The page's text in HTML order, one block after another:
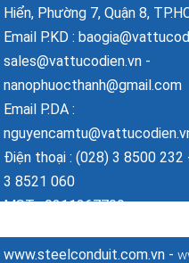
Hiển, Phường 7, Quận 8,
Email P.KD :
sales@vattucodien.vn -
nanophuocthanh@gmail.com
Email P.DA :
Điện thoại : (028) 3 8500 232
3 8521 060
MST : 0311367709
www.steelconduit.com.vn -